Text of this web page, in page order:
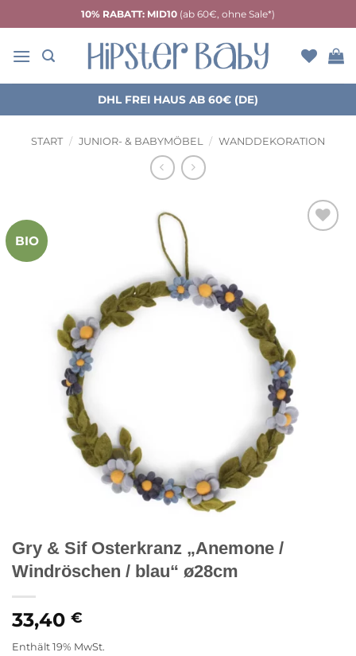
Inhalt
springen
10% RABATT: MID10 (ab 60€, ohne Sale*)
DHL FREI HAUS AB 60€ (DE)
START / JUNIOR- & BABYMÖBEL / WANDDEKORATION
BIO
Gry & Sif Osterkranz „Anemone /
Windröschen / blau“ ø28cm
33,40 €
Enthält 19% MwSt.